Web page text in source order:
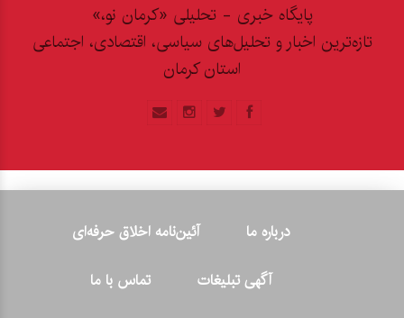
پایگاه خبری - تحلیلی «کرمان نو،»
تازه‌ترین اخبار و تحلیل‌های سیاسی، اقتصادی، اجتماعی
استان کرمان
درباره ما
آئین‌نامه اخلاق حرفه‌ای
آگهی تبلیغات
تماس با ما